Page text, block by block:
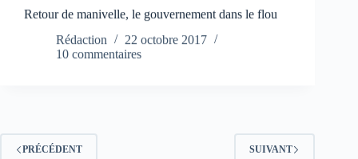
Retour de manivelle, le gouvernement dans le flou
Rédaction
22 octobre 2017
10 commentaires
PRÉCÉDENT SUIVANT